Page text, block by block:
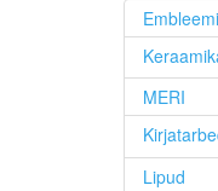
MERI
Lipud